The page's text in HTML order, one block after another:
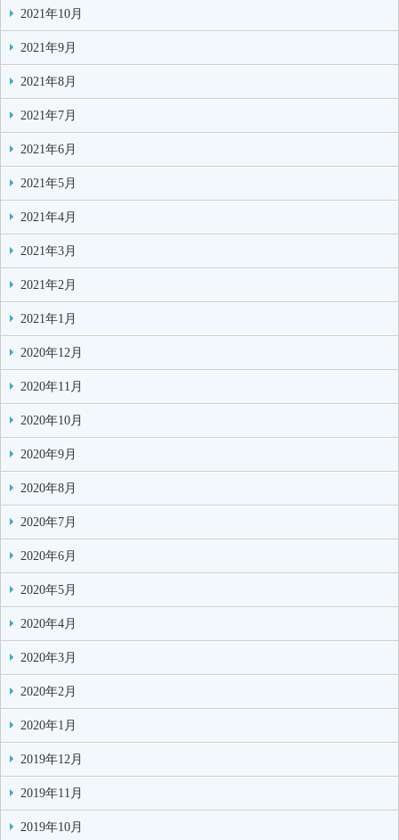
2021年10月
2021年9月
2021年8月
2021年7月
2021年6月
2021年5月
2021年4月
2021年3月
2021年2月
2021年1月
2020年12月
2020年11月
2020年10月
2020年9月
2020年8月
2020年7月
2020年6月
2020年5月
2020年4月
2020年3月
2020年2月
2020年1月
2019年12月
2019年11月
2019年10月